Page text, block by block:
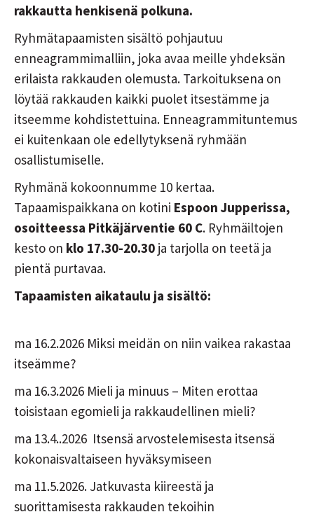
rakkautta henkisenä polkuna.
Ryhmätapaamisten sisältö pohjautuu
enneagrammimalliin, joka avaa meille yhdeksän
erilaista rakkauden olemusta. Tarkoituksena on
löytää rakkauden kaikki puolet itsestämme ja
itseemme kohdistettuina. Enneagrammituntemus
ei kuitenkaan ole edellytyksenä ryhmään
osallistumiselle.
Ryhmänä kokoonnumme 10 kertaa.
Tapaamispaikkana on kotini Espoon Jupperissa,
osoitteessa Pitkäjärventie 60 C. Ryhmäiltojen
kesto on klo 17.30-20.30 ja tarjolla on teetä ja
pientä purtavaa.
Tapaamisten aikataulu ja sisältö:
ma 16.2.2026 Miksi meidän on niin vaikea rakastaa
itseämme?
ma 16.3.2026 Mieli ja minuus – Miten erottaa
toisistaan egomieli ja rakkaudellinen mieli?
ma 13.4..2026 Itsensä arvostelemisesta itsensä
kokonaisvaltaiseen hyväksymiseen
ma 11.5.2026. Jatkuvasta kiireestä ja
suorittamisesta rakkauden tekoihin